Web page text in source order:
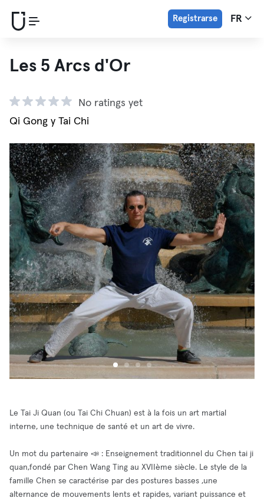
Registrarse FR
Les 5 Arcs d'Or
No ratings yet
Qi Gong y Tai Chi
Le Tai Ji Quan (ou Tai Chi Chuan) est à la fois un art martial
interne, une technique de santé et un art de vivre.
Un mot du partenaire 📣 : Enseignement traditionnel du Chen tai ji
quan,fondé par Chen Wang Ting au XVIIème siècle. Le style de la
famille Chen se caractérise par des postures basses ,une
alternance de mouvements lents et rapides, variant puissance et